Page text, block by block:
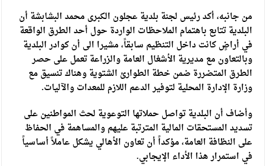
من جانبه، أكد رئيس لجنة بلدية عجلون الكبرى محمد البشابشة أن
البلدية تتابع باهتمام الملاحظات الواردة حول أحد الطرق الواقعة
في أراضٍ كانت داخل التنظيم سابقاً، مشيرا الى أن كوادر البلدية
وبالتعاون مع مديرية الأشغال العامة والزراعة تعمل على حصر
الطرق المتضررة ضمن خطة الطوارئ الشتوية وهناك تنسيق مع
وزارة الإدارة المحلية لتوفير الدعم اللازم للمعدات والآليات.
وأضاف أن البلدية تواصل حملاتها التوعوية لحث المواطنين على
تسديد المستحقات المالية المترتبة عليهم والمساهمة في الحفاظ
على النظافة العامة، مؤكداً أن تعاون الأهالي يشكل عاملاً أساسياً
في استمرار هذا الأداء الإيجابي.